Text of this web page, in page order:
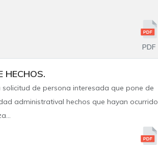
PDF
HECHOS.
de persona interesada que pone de
administratival hechos que hayan ocurrido